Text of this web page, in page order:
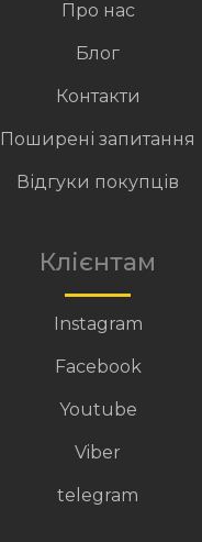
Про нас
Блог
Контакти
Поширені запитання
Відгуки покупців
Клієнтам
Instagram
Facebook
Youtube
Viber
telegram